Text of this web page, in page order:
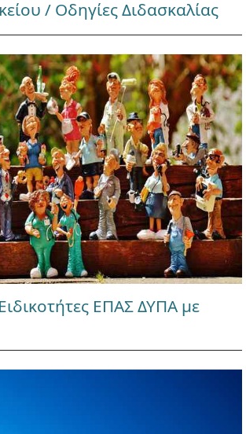
/ Οδηγίες Διδασκαλίας
ΕΠΑΣ ΔΥΠΑ με